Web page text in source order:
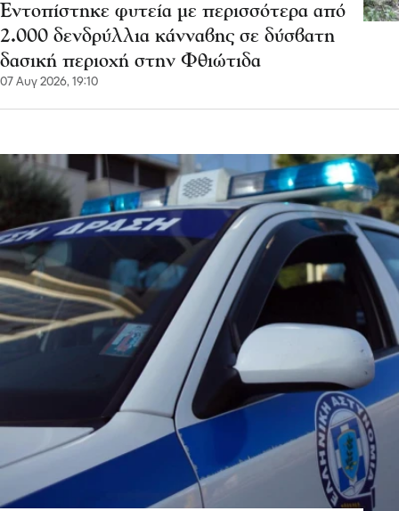
Εντοπίστηκε φυτεία με περισσότερα από
2.000 δενδρύλλια κάνναβης σε δύσβατη
δασική περιοχή στην Φθιώτιδα
07 Αυγ 2026, 19:10